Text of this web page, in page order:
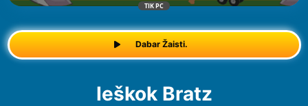
TIK PC
Dabar Žaisti.
Ieškok Bratz